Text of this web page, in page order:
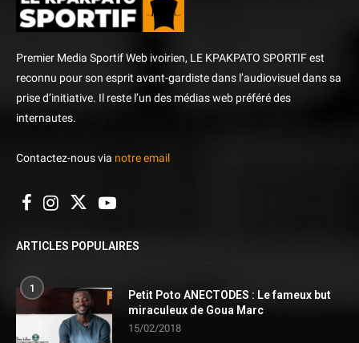
Premier Media Sportif Web ivoirien, LE KPAKPATO SPORTIF est
reconnu pour son esprit avant-gardiste dans l’audiovisuel dans sa
prise d’initiative. Il reste l’un des médias web préféré des
internautes.
Contactez-nous via notre email
ARTICLES POPULAIRES
1
Petit Poto ANECTODES : Le fameux but
miraculeux de Goua Marc
15/02/2018